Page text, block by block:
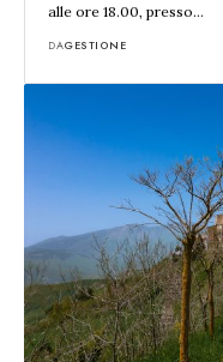
alle ore 18.00, presso…
DAGESTIONE